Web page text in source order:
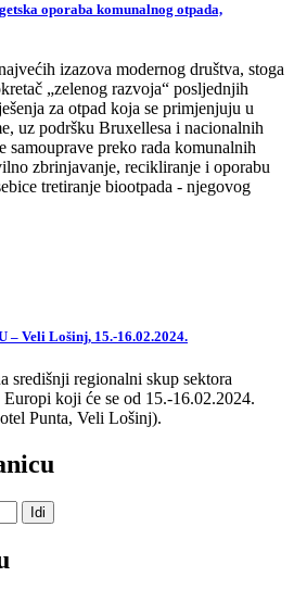
oporaba komunalnog otpada,
izazova modernog društva, stoga
„zelenog razvoja“ posljednjih
za otpad koja se primjenjuju u
uz podršku Bruxellesa i nacionalnih
samouprave preko rada komunalnih
zbrinjavanje, recikliranje i oporabu
tretiranje biootpada - njegovog
– Veli Lošinj, 15.-16.02.2024.
središnji regionalni skup sektora
koji će se od 15.-16.02.2024.
Punta, Veli Lošinj).